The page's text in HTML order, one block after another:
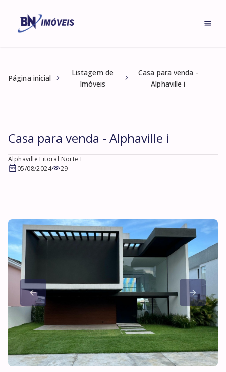
Página inicial
Listagem de
Imóveis
Casa para venda -
Alphaville i
Casa para venda - Alphaville i
Alphaville Litoral Norte I
05/08/2024
29